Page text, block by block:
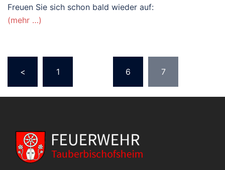
Freuen Sie sich schon bald wieder auf:
(mehr …)
der
Beiträge
< 1 6 7